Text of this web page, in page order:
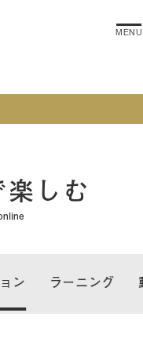
MENU
しむ
ン ラーニング